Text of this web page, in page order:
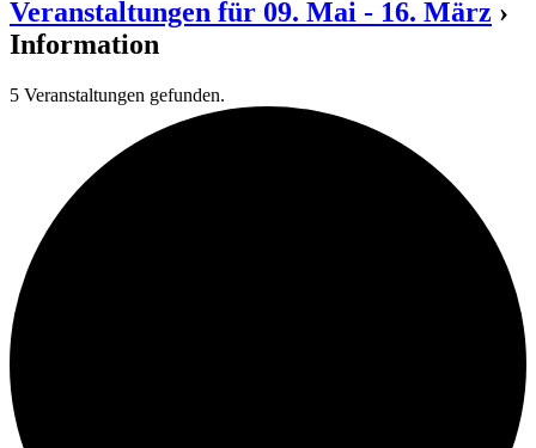
Veranstaltungen für 09. Mai - 16. März ›
Information
5 Veranstaltungen gefunden.